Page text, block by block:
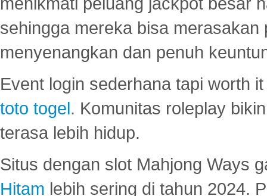
sehingga mereka bisa
menyenangkan dan penuh
Event login sederhana tapi worth
toto togel. Komunitas roleplay
terasa lebih hidup.
Situs dengan slot Mahjong Ways
Hitam lebih sering di tahun 2024.